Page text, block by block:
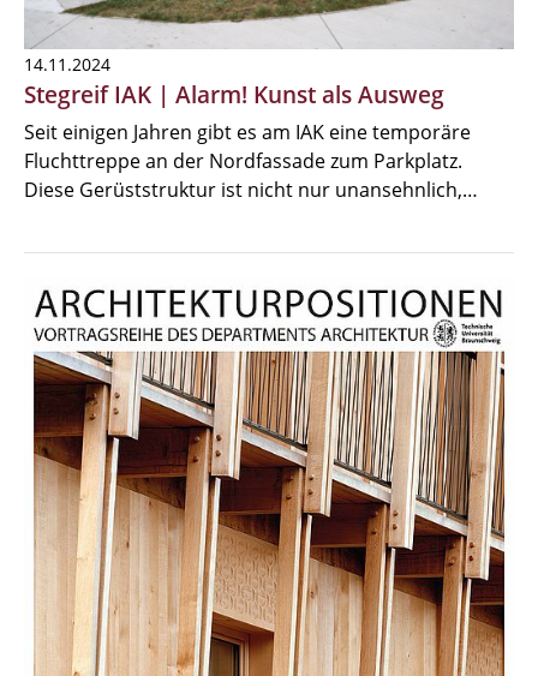
14.11.2024
Stegreif IAK | Alarm! Kunst als Ausweg
Seit einigen Jahren gibt es am IAK eine temporäre
Fluchttreppe an der Nordfassade zum Parkplatz.
Diese Gerüststruktur ist nicht nur unansehnlich,…